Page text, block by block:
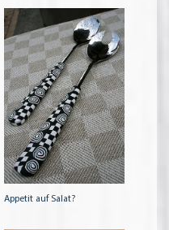
Appetit auf Salat?